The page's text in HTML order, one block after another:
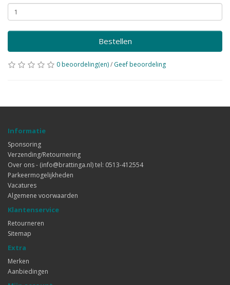
Bestellen
0 beoordeling(en)/ Geef beoordeling
Informatie
Sponsoring
Verzending/Retournering
Over ons - (info@brattinga.nl) tel: 0513-412554
Parkeermogelijkheden
Vacatures
Algemene voorwaarden
Klantenservice
Retourneren
Sitemap
Extra
Merken
Aanbiedingen